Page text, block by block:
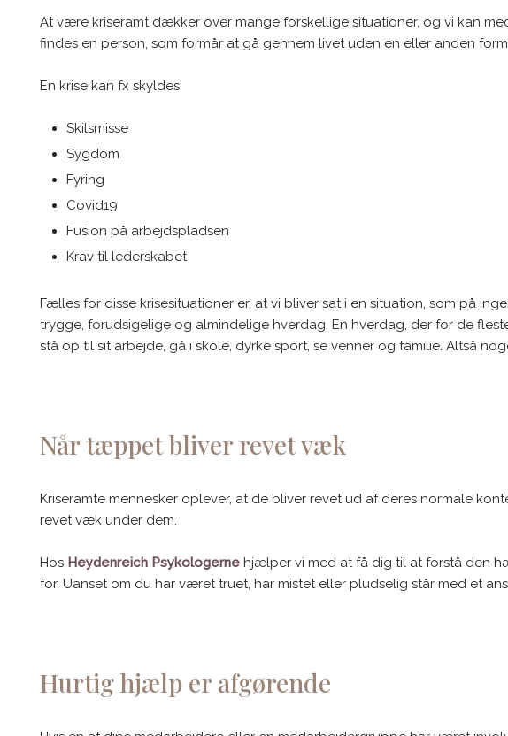
At være kriseramt dækker over mange forskellige situationer, og vi kan
findes en person, som formår at gå gennem livet uden en eller anden
En krise kan fx skyldes:
Skilsmisse
Sygdom
Fyring
Covid19
Fusion på arbejdspladsen
Krav til lederskabet
Fælles for disse krisesituationer er, at vi bliver sat i en situation, som på
trygge, forudsigelige og almindelige hverdag. En hverdag, der for de
stå op til sit arbejde, gå i skole, dyrke sport, se venner og familie. Altså
Når tæppet bliver revet væk
Kriseramte mennesker oplever, at de bliver revet ud af deres normale
revet væk under dem.
Hos Heydenreich Psykologerne hjælper vi med at få dig til at forstå den
for. Uanset om du har været truet, har mistet eller pludselig står med et
Hurtig hjælp er afgørende